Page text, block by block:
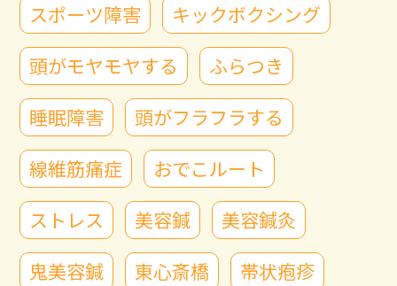
スポーツ障害
キックボクシング
頭がモヤモヤする
ふらつき
睡眠障害
頭がフラフラする
線維筋痛症
おでこルート
ストレス
美容鍼
美容鍼灸
鬼美容鍼
東心斎橋
帯状疱疹